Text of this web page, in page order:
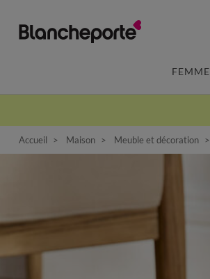
FEMME
Accueil Maison Meuble et décoration